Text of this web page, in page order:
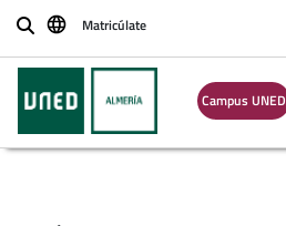
BuscarMatricúlate
Campus UNED